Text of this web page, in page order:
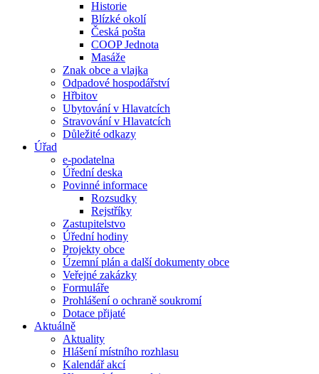
Historie
Blízké okolí
Česká pošta
COOP Jednota
Masáže
Znak obce a vlajka
Odpadové hospodářství
Hřbitov
Ubytování v Hlavatcích
Stravování v Hlavatcích
Důležité odkazy
Úřad
e-podatelna
Úřední deska
Povinné informace
Rozsudky
Rejstříky
Zastupitelstvo
Úřední hodiny
Projekty obce
Územní plán a další dokumenty obce
Veřejné zakázky
Formuláře
Prohlášení o ochraně soukromí
Dotace přijaté
Aktuálně
Aktuality
Hlášení místního rozhlasu
Kalendář akcí